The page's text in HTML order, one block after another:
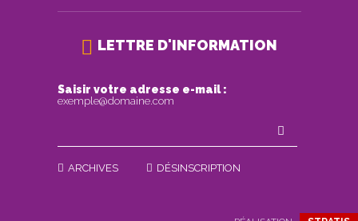
LETTRE D'INFORMATION
Saisir votre adresse e-mail :
exemple@domaine.com
ARCHIVES DÉSINSCRIPTION